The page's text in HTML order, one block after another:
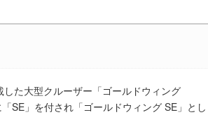
た大型クルーザー「ゴールドウィング
SE」を付され「ゴールドウィング SE」とし